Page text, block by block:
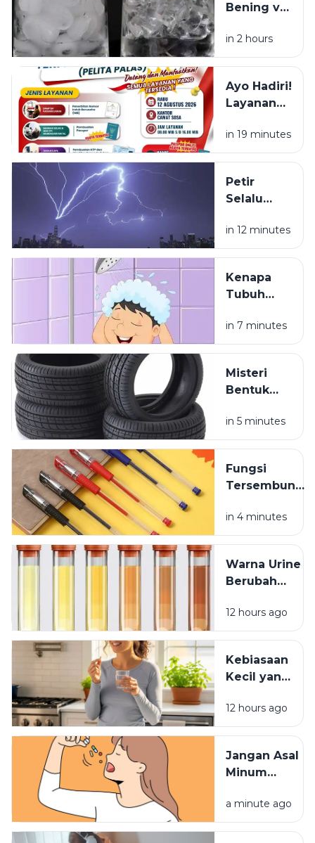
Bening vs
Putih, Apa
Bedanya?
in 2 hours
Ayo Hadiri!
Layanan
Pajak Dan
Paspor
Warga
Sosa
in 19 minutes
Petir
Selalu
Lebih Dulu
daripada
in 12 minutes
Kenapa
Tubuh
Ringan
Setelah
in 7 minutes
Misteri
Bentuk
Kendaraan
yang
Dipikirkan
in 5 minutes
Fungsi
Tersembunyi
pada Tutup
Pulpen
in 4 minutes
Warna Urine
Berubah
Minum
Vitamin? Ini
Penjelasannya
12 hours ago
Kebiasaan
Kecil yang
Vitamin
Tidak
Maksimal
12 hours ago
Jangan Asal
Minum
Waktu
Konsumsinya
a minute ago